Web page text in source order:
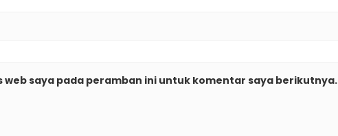
web saya pada peramban ini untuk komentar saya berikutnya.